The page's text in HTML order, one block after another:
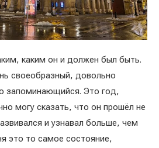
каким он и должен был быть.
своеобразный, довольно
запоминающийся. Это год,
могу сказать, что он прошёл не
и узнавал больше, чем
это то самое состояние,